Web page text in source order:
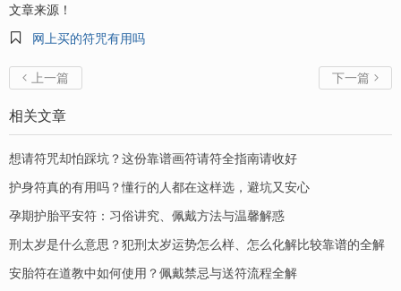
文章来源！

网上买的符咒有用吗
 上一篇 下一篇 
相关文章
想请符咒却怕踩坑？这份靠谱画符请符全指南请收好
护身符真的有用吗？懂行的人都在这样选，避坑又安心
孕期护胎平安符：习俗讲究、佩戴方法与温馨解惑
刑太岁是什么意思？犯刑太岁运势怎么样、怎么化解比较靠谱的全解
安胎符在道教中如何使用？佩戴禁忌与送符流程全解